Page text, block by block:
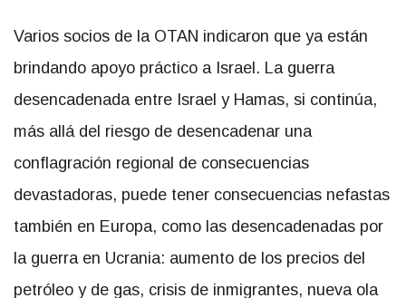
Varios socios de la OTAN indicaron que ya están
brindando apoyo práctico a Israel. La guerra
desencadenada entre Israel y Hamas, si continúa,
más allá del riesgo de desencadenar una
conflagración regional de consecuencias
devastadoras, puede tener consecuencias nefastas
también en Europa, como las desencadenadas por
la guerra en Ucrania: aumento de los precios del
petróleo y de gas, crisis de inmigrantes, nueva ola